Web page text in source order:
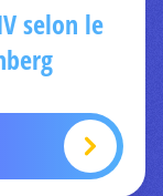
selon le